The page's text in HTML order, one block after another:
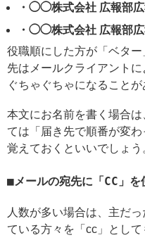
・◯◯株式会社 広報部
・◯◯株式会社 広報部
役職順にした方が「ベタ
先はメールクライアント
ぐちゃぐちゃになることが
本文にお名前を書く場合
ては「届き先で順番が変
覚えておくといいでしょう
メールの宛先に「CC」を
人数が多い場合は、主だ
ている方々を「cc」として